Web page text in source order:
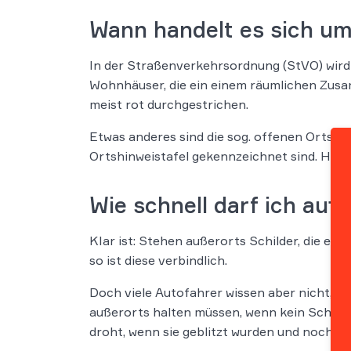
Wann handelt es sich
In der Straßenverkehrsordnung (StVO)
Wohnhäuser, die ein einem räumlichen
meist rot durchgestrichen.
Etwas anderes sind die sog. offenen
Ortshinweistafel gekennzeichnet sind. Hier
Wie schnell darf ich
KIar ist: Stehen außerorts Schilder, die
so ist diese verbindlich.
Doch viele Autofahrer wissen aber nicht,
außerorts halten müssen, wenn kein Schild
droht, wenn sie geblitzt wurden und noch